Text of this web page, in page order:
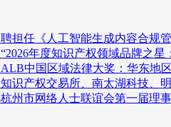
担任《人工智能生成内容合规
年度知识产权领域品牌之星
中国区域法律大奖：华东地
识产权交易所、南太湖科技、
州市网络人士联谊会第一届理